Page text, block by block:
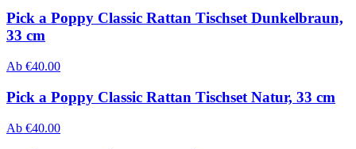
Pick a Poppy Classic Rattan Tischset Dunkelbraun,
33 cm
Ab €40.00
Pick a Poppy Classic Rattan Tischset Natur, 33 cm
Ab €40.00